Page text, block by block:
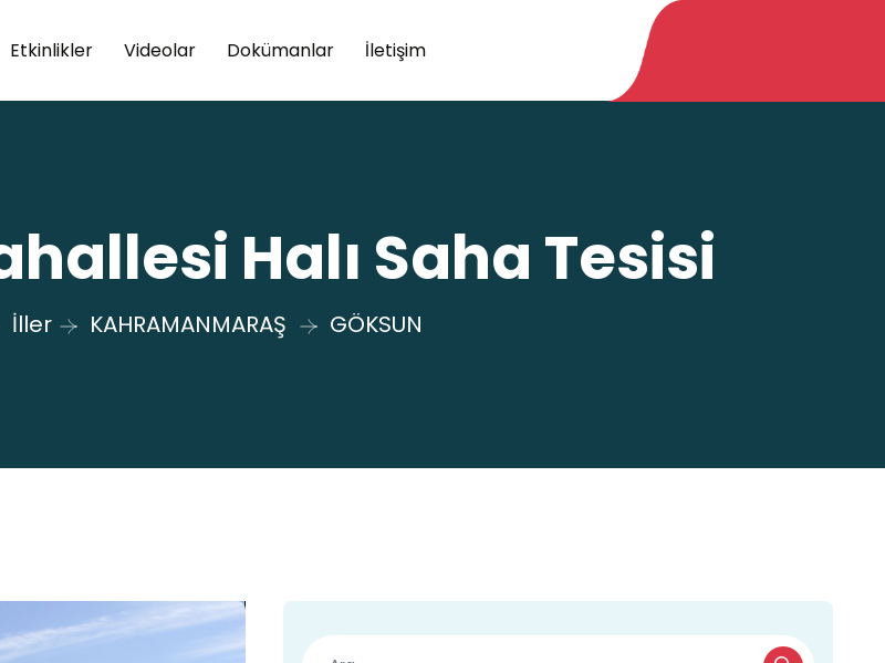
Etkinlikler Videolar Dokümanlar İletişim
Halı Saha Tesisi
İller KAHRAMANMARAŞ GÖKSUN